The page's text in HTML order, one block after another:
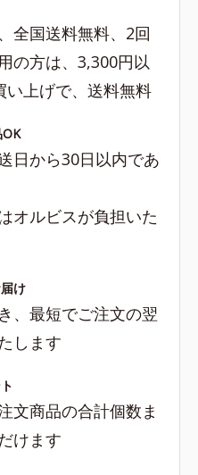
全国送料無料、2回
の方は、3,300円以
い上げで、送料無料
日から30日以内であ
オルビスが負担いた
け
、最短でご注文の翌
します
文商品の合計個数ま
けます